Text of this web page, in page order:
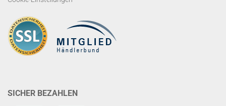
SICHER BEZAHLEN